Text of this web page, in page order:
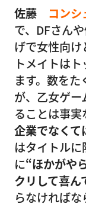
佐藤 コン
で、DFさん
げで女性向
トメイトは
ます。数を
が、乙女ゲー
ることは事
企業でなくて
はタイトル
に“ほかがや
クリして喜ん
らなければな